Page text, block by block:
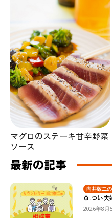
マグロのステーキ甘辛野菜
ソース
最新の記事
向井敬二
Ｑ.つい夫
2026年8月